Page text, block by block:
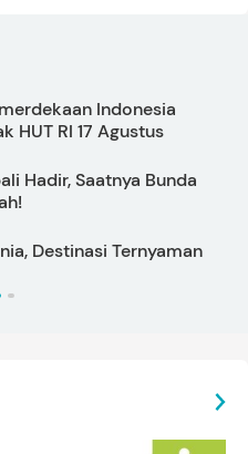
Indonesia
HUT RI 17 Agustus
Hadir, Saatnya Bunda
Destinasi Ternyaman